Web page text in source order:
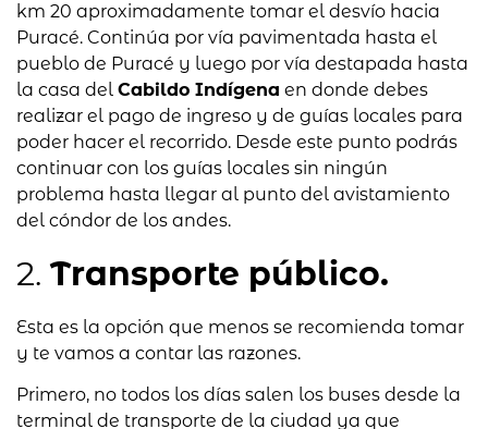
km 20 aproximadamente tomar el desvío hacia
Puracé. Continúa por vía pavimentada hasta el
pueblo de Puracé y luego por vía destapada hasta
la casa del Cabildo Indígena en donde debes
realizar el pago de ingreso y de guías locales para
poder hacer el recorrido. Desde este punto podrás
continuar con los guías locales sin ningún
problema hasta llegar al punto del avistamiento
del cóndor de los andes.
2. Transporte público.
Esta es la opción que menos se recomienda tomar
y te vamos a contar las razones.
Primero, no todos los días salen los buses desde la
terminal de transporte de la ciudad ya que